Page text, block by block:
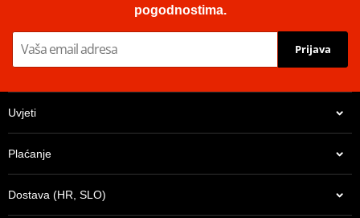
pogodnostima.
Prijava
Uvjeti
Plaćanje
Dostava (HR, SLO)